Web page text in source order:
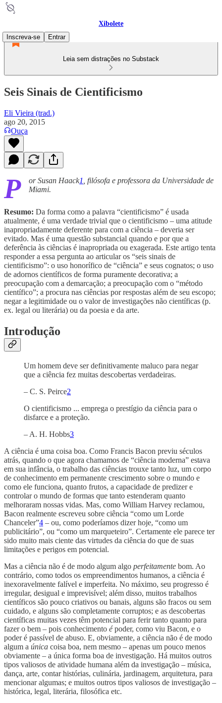
Xibolete
Inscreva-se
Entrar
Leia sem distrações no Substack
Seis Sinais de Cientificismo
Eli Vieira (trad.)
ago 20, 2015
Ouça
P or Susan Haack1 , filósofa e professora da Universidade de
Miami.
Resumo: Da forma como a palavra “cientificismo” é usada
atualmente, é uma verdade trivial que o cientificismo – uma atitude
inapropriadamente deferente para com a ciência – deveria ser
evitado. Mas é uma questão substancial quando e por que a
deferência às ciências é inapropriada ou exagerada. Este artigo tenta
responder a essa pergunta ao articular os “seis sinais de
cientificismo”: o uso honorífico de “ciência” e seus cognatos; o uso
de adornos científicos de forma puramente decorativa; a
preocupação com a demarcação; a preocupação com o “método
científico”; a procura nas ciências por respostas além de seu escopo;
negar a legitimidade ou o valor de investigações não científicas (p.
ex. legal ou literária) ou da poesia e da arte.
Introdução
Um homem deve ser definitivamente maluco para negar
que a ciência fez muitas descobertas verdadeiras.
– C. S. Peirce2
O cientificismo ... emprega o prestígio da ciência para o
disfarce e a proteção.
– A. H. Hobbs3
A ciência é uma coisa boa. Como Francis Bacon previu séculos
atrás, quando o que agora chamamos de “ciência moderna” estava
em sua infância, o trabalho das ciências trouxe tanto luz, um corpo
de conhecimento em permanente crescimento sobre o mundo e
como ele funciona, quanto frutos, a capacidade de predizer e
controlar o mundo de formas que tanto estenderam quanto
melhoraram nossas vidas. Mas, como William Harvey reclamou,
Bacon realmente escreveu sobre ciência “como um Lorde
Chanceler”4 – ou, como poderíamos dizer hoje, “como um
publicitário”, ou “como um marqueteiro”. Certamente ele parece ter
sido muito mais ciente das virtudes da ciência do que de suas
limitações e perigos em potencial.
Mas a ciência não é de modo algum algo perfeitamente bom. Ao
contrário, como todos os empreendimentos humanos, a ciência é
inexoravelmente falível e imperfeita. No máximo, seu progresso é
irregular, desigual e imprevisível; além disso, muitos trabalhos
científicos são pouco criativos ou banais, alguns são fracos ou sem
cuidado, e alguns são completamente corruptos; e as descobertas
científicas muitas vezes têm potencial para ferir tanto quanto para
fazer o bem – pois conhecimento époder, como viu Bacon, e o
poder é passível de abuso. E, obviamente, a ciência não é de modo
algum a única coisa boa, nem mesmo – apenas um pouco menos
obviamente – a única forma boa de investigação. Há muitos outros
tipos valiosos de atividade humana além da investigação – música,
dança, arte, contar histórias, culinária, jardinagem, arquitetura, para
mencionar algumas; e muitos outros tipos valiosos de investigação –
histórica, legal, literária, filosófica etc.